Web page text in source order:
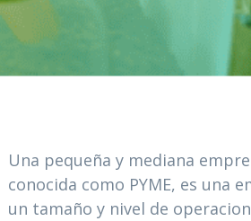
Una pequeña y mediana
conocida como PYME, es una
un tamaño y nivel de